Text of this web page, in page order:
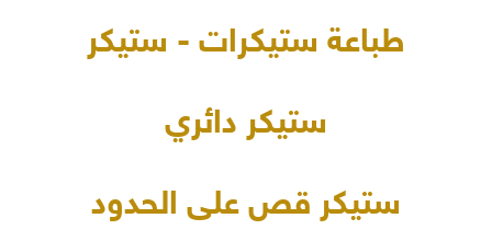
طباعة ستيكرات - ستيكر
ستيكر دائري
ستيكر قص على الحدود